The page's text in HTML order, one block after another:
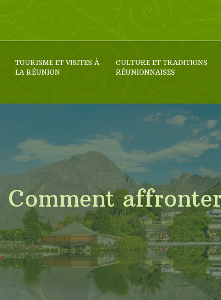
TOURISME ET VISITES À
LA RÉUNION
CULTURE ET TRADITIONS
RÉUNIONNAISES
Comment